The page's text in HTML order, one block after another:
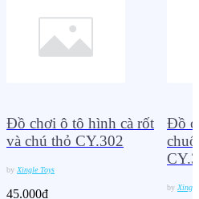
Đồ chơi ô tô hình cà rốt
và chú thỏ CY.302
by Xingle Toys
45.000đ
Đồ
by